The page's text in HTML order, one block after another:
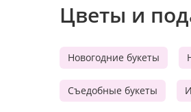
Цветы и
Новогодние букеты
Съедобные букеты